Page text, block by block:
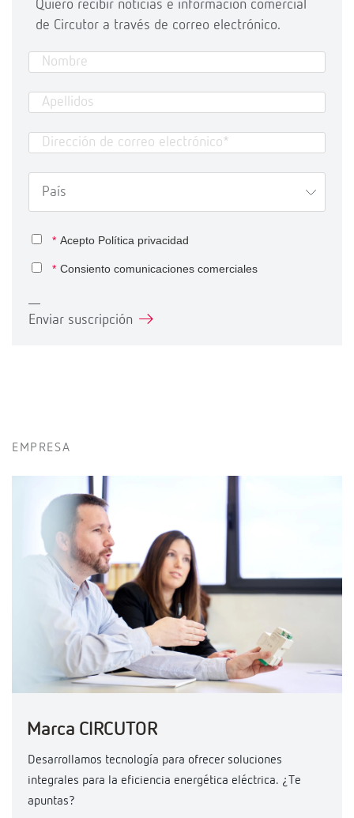
Quiero recibir noticias e información comercial
de Circutor a través de correo electrónico.
* Acepto Política privacidad
* Consiento comunicaciones comerciales
Enviar suscripción
EMPRESA
Marca CIRCUTOR
Desarrollamos tecnología para ofrecer soluciones
integrales para la eficiencia energética eléctrica. ¿Te
apuntas?